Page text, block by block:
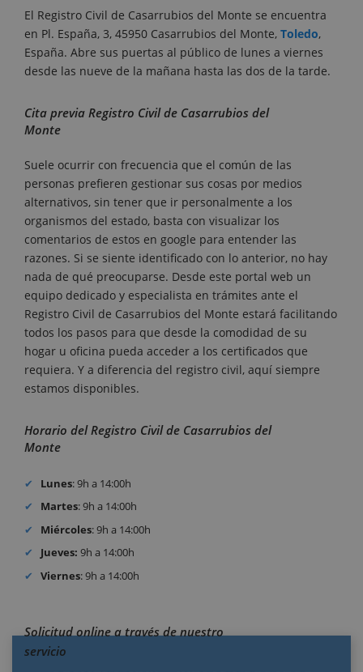
El Registro Civil de Casarrubios del Monte se encuentra
en Pl. España, 3, 45950 Casarrubios del Monte, Toledo,
España. Abre sus puertas al público de lunes a viernes
desde las nueve de la mañana hasta las dos de la tarde.
Cita previa Registro Civil de Casarrubios del
Monte
Suele ocurrir con frecuencia que el común de las
personas prefieren gestionar sus cosas por medios
alternativos, sin tener que ir personalmente a los
organismos del estado, basta con visualizar los
comentarios de estos en google para entender las
razones. Si se siente identificado con lo anterior, no hay
nada de qué preocuparse. Desde este portal web un
equipo dedicado y especialista en trámites ante el
Registro Civil de Casarrubios del Monte estará facilitando
todos los pasos para que desde la comodidad de su
hogar u oficina pueda acceder a los certificados que
requiera. Y a diferencia del registro civil, aquí siempre
estamos disponibles.
Horario del Registro Civil de Casarrubios del
Monte
Lunes: 9h a 14:00h
Martes: 9h a 14:00h
Miércoles: 9h a 14:00h
Jueves: 9h a 14:00h
Viernes: 9h a 14:00h
Solicitud online a través de nuestro
servicio